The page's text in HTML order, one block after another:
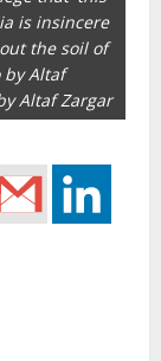
is insincere
the soil of
by Altaf
Altaf Zargar